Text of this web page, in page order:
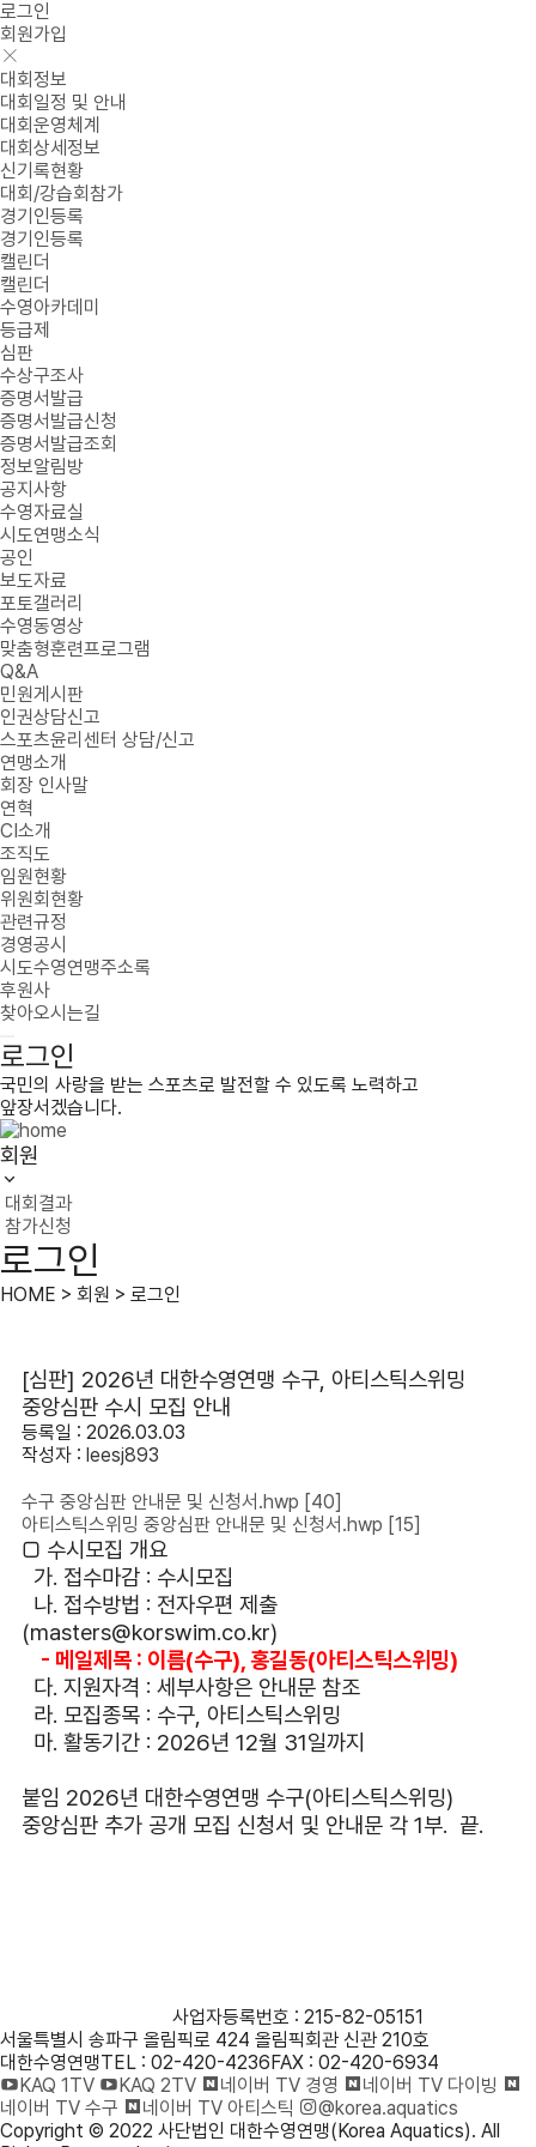
로그인
회원가입
대회정보
대회일정 및 안내
대회운영체계
대회상세정보
신기록현황
대회/강습회참가
경기인등록
경기인등록
캘린더
캘린더
수영아카데미
등급제
심판
수상구조사
증명서발급
증명서발급신청
증명서발급조회
정보알림방
공지사항
수영자료실
시도연맹소식
공인
보도자료
포토갤러리
수영동영상
맞춤형훈련프로그램
Q&A
민원게시판
인권상담신고
스포츠윤리센터 상담/신고
연맹소개
회장 인사말
연혁
CI소개
조직도
임원현황
위원회현황
관련규정
경영공시
시도수영연맹주소록
후원사
찾아오시는길
로그인
국민의 사랑을 받는 스포츠로 발전할 수 있도록 노력하고
앞장서겠습니다.
회원
대회결과
참가신청
로그인
HOME > 회원 > 로그인
[심판] 2026년 대한수영연맹 수구, 아티스틱스위밍
중앙심판 수시 모집 안내
등록일 : 2026.03.03
작성자 : leesj893
수구 중앙심판 안내문 및 신청서.hwp [40]
아티스틱스위밍 중앙심판 안내문 및 신청서.hwp [15]
□ 수시모집 개요
가. 접수마감 : 수시모집
나. 접수방법 : 전자우편 제출
(masters@korswim.co.kr)
- 메일제목 : 이름(수구), 홍길동(아티스틱스위밍)
다. 지원자격 : 세부사항은 안내문 참조
라. 모집종목 : 수구, 아티스틱스위밍
마. 활동기간 : 2026년 12월 31일까지
붙임 2026년 대한수영연맹 수구(아티스틱스위밍)
중앙심판 추가 공개 모집 신청서 및 안내문 각 1부. 끝.
사업자등록번호 : 215-82-05151
서울특별시 송파구 올림픽로 424 올림픽회관 신관 210호
대한수영연맹TEL : 02-420-4236FAX : 02-420-6934
KAQ 1TV
KAQ 2TV 네이버 TV 경영
네이버 TV 다이빙
네이버 TV 수구
네이버 TV 아티스틱
@korea.aquatics
Copyright © 2022 사단법인 대한수영연맹(Korea Aquatics). All